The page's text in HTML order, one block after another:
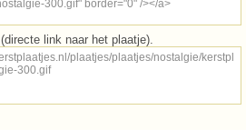
(directe link naar het plaatje).